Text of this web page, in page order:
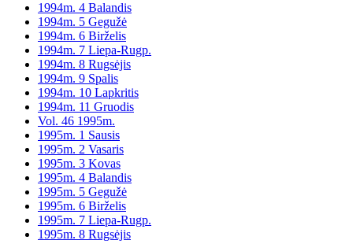
1994m. 4 Balandis
1994m. 5 Gegužė
1994m. 6 Birželis
1994m. 7 Liepa-Rugp.
1994m. 8 Rugsėjis
1994m. 9 Spalis
1994m. 10 Lapkritis
1994m. 11 Gruodis
Vol. 46 1995m.
1995m. 1 Sausis
1995m. 2 Vasaris
1995m. 3 Kovas
1995m. 4 Balandis
1995m. 5 Gegužė
1995m. 6 Birželis
1995m. 7 Liepa-Rugp.
1995m. 8 Rugsėjis